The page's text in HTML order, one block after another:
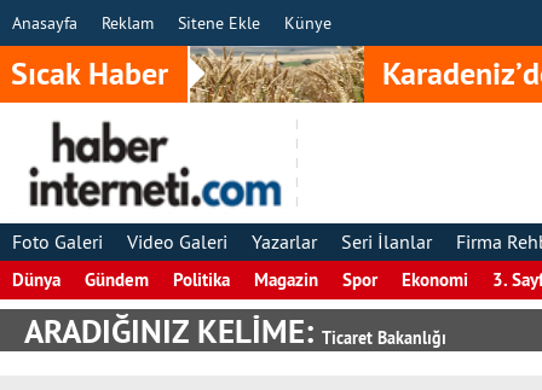
Anasayfa Reklam Sitene Ekle Künye
Sıcak Haber
Foto Galeri Video Galeri Yazarlar Seri İlanlar Firma
Dünya Gündem Politika Magazin Spor Ekonomi 3.
ARADIĞINIZ KELİME: Ticaret Bakanlığı